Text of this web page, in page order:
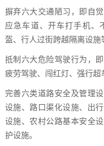
摒弃六大交通陋习，即自
应急车道、开车打手机、
盔、行人过街跨越隔离设施
抵制六大危险驾驶行为，
疲劳驾驶、闯红灯、强行超
完善六类道路安全及管理
设施、路口渠化设施、出
设施、农村公路基本安全
护设施。